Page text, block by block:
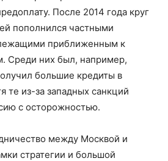
После 2014 года круг
пополнился частными
приближенным к
Среди них был, например,
большие кредиты в
те из-за западных санкций
с осторожностью.
между Москвой и
стратегии и большой